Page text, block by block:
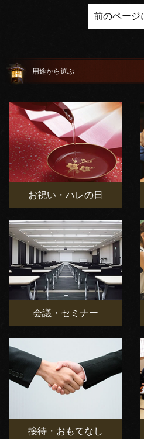
前のページ
用途から選ぶ
お祝い・ハレの日
会議・セミナー
接待・おもてなし